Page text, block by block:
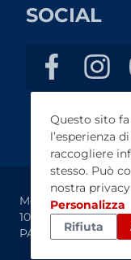
SOCIAL
Moto One s.r.l. - P.I.
100.000,00 - REA:
PALERMO.
Questo sito
l’esperienza
raccogliere
stesso. Può
nostra
Personalizza
Rifiuta